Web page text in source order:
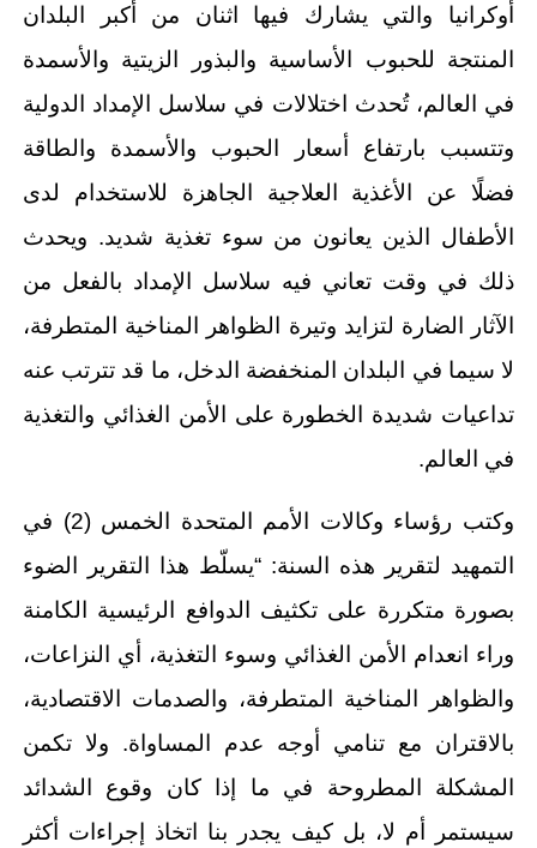
أوكرانيا والتي يشارك فيها اثنان من أكبر البلدان
المنتجة للحبوب الأساسية والبذور الزيتية والأسمدة
في العالم، تُحدث اختلالات في سلاسل الإمداد الدولية
وتتسبب بارتفاع أسعار الحبوب والأسمدة والطاقة
فضلًا عن الأغذية العلاجية الجاهزة للاستخدام لدى
الأطفال الذين يعانون من سوء تغذية شديد. ويحدث
ذلك في وقت تعاني فيه سلاسل الإمداد بالفعل من
الآثار الضارة لتزايد وتيرة الظواهر المناخية المتطرفة،
لا سيما في البلدان المنخفضة الدخل، ما قد تترتب عنه
تداعيات شديدة الخطورة على الأمن الغذائي والتغذية
في العالم.
وكتب رؤساء وكالات الأمم المتحدة الخمس (2) في
التمهيد لتقرير هذه السنة: “يسلّط هذا التقرير الضوء
بصورة متكررة على تكثيف الدوافع الرئيسية الكامنة
وراء انعدام الأمن الغذائي وسوء التغذية، أي النزاعات،
والظواهر المناخية المتطرفة، والصدمات الاقتصادية،
بالاقتران مع تنامي أوجه عدم المساواة. ولا تكمن
المشكلة المطروحة في ما إذا كان وقوع الشدائد
سيستمر أم لا، بل كيف يجدر بنا اتخاذ إجراءات أكثر